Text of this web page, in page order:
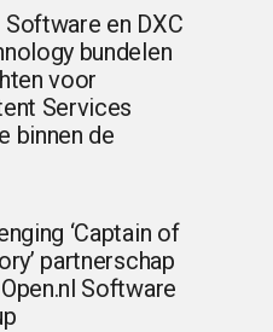
Software en DXC
bundelen
voor
Services
binnen de
‘Captain of
partnerschap
Software